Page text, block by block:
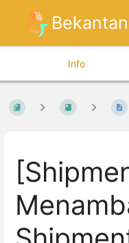
Info